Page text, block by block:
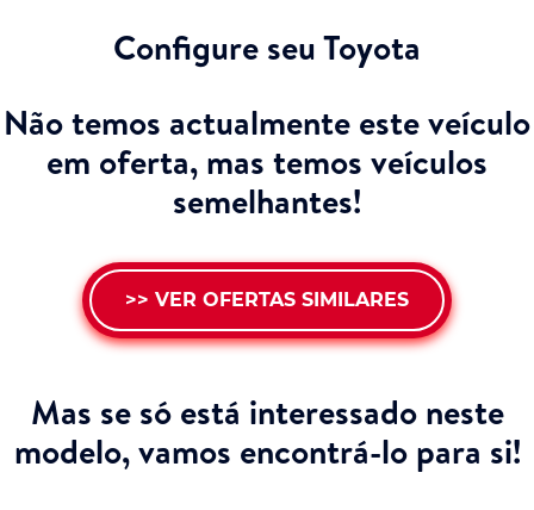
Configure seu Toyota
Não temos actualmente este veículo
em oferta, mas temos veículos
semelhantes!
>> VER OFERTAS SIMILARES
Mas se só está interessado neste
modelo,vamos encontrá-lo para si!